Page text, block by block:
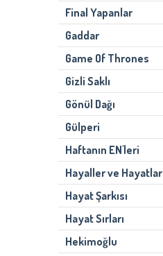
Final Yapanlar
Gaddar
Game Of Thrones
Gizli Saklı
Gönül Dağı
Gülperi
Haftanın EN'leri
Hayaller ve Hayatlar
Hayat Şarkısı
Hayat Sırları
Hekimoğlu